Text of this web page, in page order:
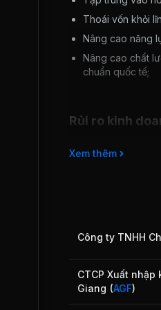
Thoái vốn khỏi
Nâng cao năng
Nâng cao chất
chuẩn quốc tế;
Rủi ro kinh
phần lớn được
nước nhập khẩu
Xem thêm
Công ty TNHH
CTCP Xuất nhập
Giang (AGF)